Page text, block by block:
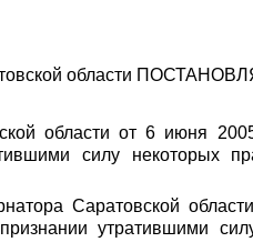
области
области от 6 июня
силу некоторых
Саратовской
утратившими